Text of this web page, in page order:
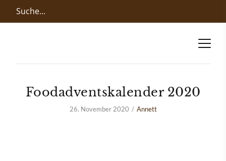
Foodadventskalender 2020
26. November 2020 Annett